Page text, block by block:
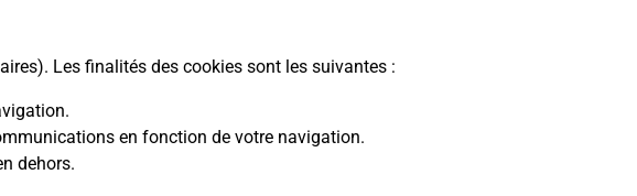
Les finalités des cookies sont les suivantes :
en fonction de votre navigation.
dehors.